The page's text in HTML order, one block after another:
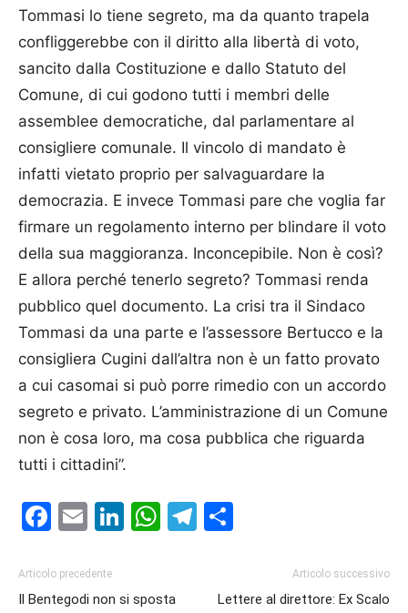
Tommasi lo tiene segreto, ma da quanto trapela
confliggerebbe con il diritto alla libertà di voto,
sancito dalla Costituzione e dallo Statuto del
Comune, di cui godono tutti i membri delle
assemblee democratiche, dal parlamentare al
consigliere comunale. Il vincolo di mandato è
infatti vietato proprio per salvaguardare la
democrazia. E invece Tommasi pare che voglia far
firmare un regolamento interno per blindare il voto
della sua maggioranza. Inconcepibile. Non è così?
E allora perché tenerlo segreto? Tommasi renda
pubblico quel documento. La crisi tra il Sindaco
Tommasi da una parte e l’assessore Bertucco e la
consigliera Cugini dall’altra non è un fatto provato
a cui casomai si può porre rimedio con un accordo
segreto e privato. L’amministrazione di un Comune
non è cosa loro, ma cosa pubblica che riguarda
tutti i cittadini”.
Facebook
EmailLinkedIn
WhatsApp
Telegram
Articolo precedente
Il Bentegodi non si sposta
Articolo successivo
Lettere al direttore: Ex Scalo